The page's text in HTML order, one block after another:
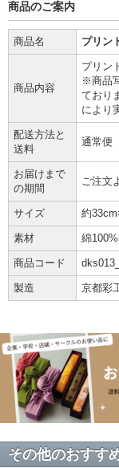
商品のご案内
商品名 プリン
商品内容
プリン
※商品
ており
により
配送方法と
送料
通常便
お届けまで
の期間
ご注文
サイズ 約
素材 綿
商品コード
製造 京都彩
その他のおすす